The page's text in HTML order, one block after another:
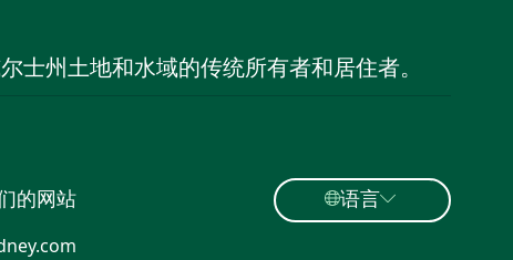
士州土地和水域的传统所有者和居住者。
的网站 语言